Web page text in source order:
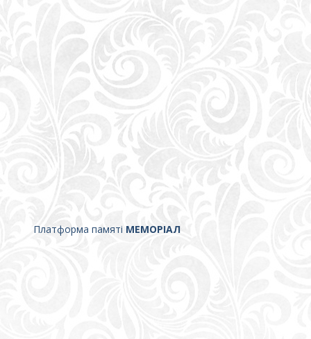
Платформа памяті МЕМОРІАЛ